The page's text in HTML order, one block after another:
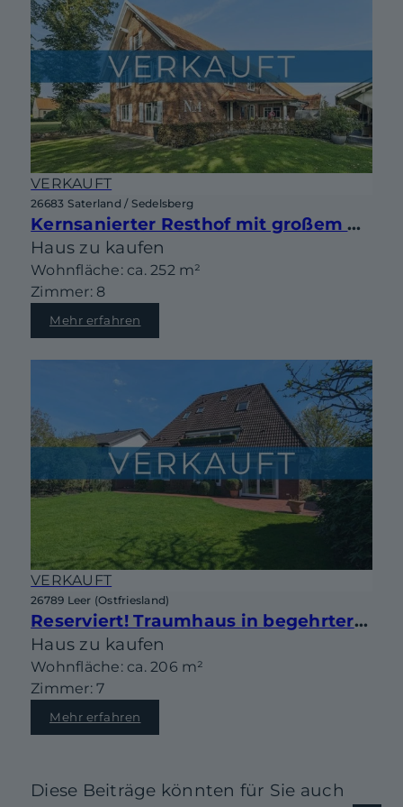
VERKAUFT
26683 Saterland / Sedelsberg
Kernsanierter Resthof mit großem Grundstück, Partyhaus und vielseitigen Nutzungsmöglichkeiten
Haus zu kaufen
Wohnfläche: ca. 252 m²
Zimmer: 8
Mehr erfahren
VERKAUFT
26789 Leer (Ostfriesland)
Reserviert! Traumhaus in begehrter Lage von Leer-Heisfelde!
Haus zu kaufen
Wohnfläche: ca. 206 m²
Zimmer: 7
Mehr erfahren
Diese Beiträge könnten für Sie auch